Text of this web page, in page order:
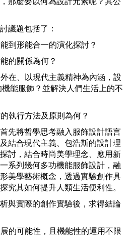
議題包括了：
到形能合一的演化探討？
的關係為何？
在、以現代主義精神為內涵，設
機能服飾？並解決人們生活上的不
執行方法及原則為何？
先將哲學思考融入服飾設計語言
結合現代主義、包浩斯的設計理
討，結合時尚美學理念、應用新
系列幾何多功機能服飾設計，融
美學藝術概念，透過實驗創作具
究其如何提升人類生活便利性。
與實際的創作實驗後，求得結論
的可能性，且機能性的運用不限